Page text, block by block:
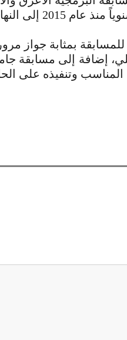
وأضاف:
للمسابقة بمثابة
المناسب وتنفيذه على